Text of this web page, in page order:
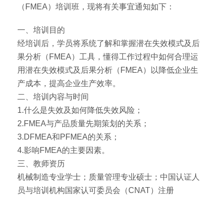
（FMEA）培训班，现将有关事宜通知如下：
一、培训目的
经培训后，学员将系统了解和掌握潜在失效模式及后
果分析（FMEA）工具，懂得工作过程中如何合理运
用潜在失效模式及后果分析（FMEA）以降低企业生
产成本，提高企业生产效率。
二、培训内容与时间
1.什么是失效及如何降低失效风险；
2.FMEA与产品质量先期策划的关系；
3.DFMEA和PFMEA的关系；
4.影响FMEA的主要因素。
三、教师资历
机械制造专业学士；质量管理专业硕士；中国认证人
员与培训机构国家认可委员会（CNAT）注册